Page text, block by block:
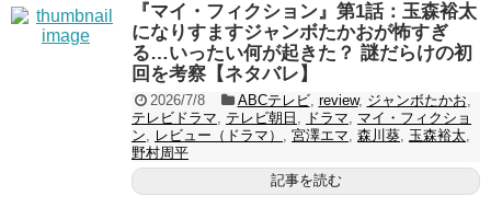
『マイ・フィクション』第1話：玉森裕太
になりすますジャンボたかおが怖すぎ
る…いったい何が起きた？ 謎だらけの初
回を考察【ネタバレ】
2026/7/8 ABCテレビ, review, ジャンボたかお,
テレビドラマ, テレビ朝日 , ドラマ, マイ・フィクショ
ン, レビュー（ドラマ） , 宮澤エマ, 森川葵, 玉森裕太,
野村周平
記事を読む